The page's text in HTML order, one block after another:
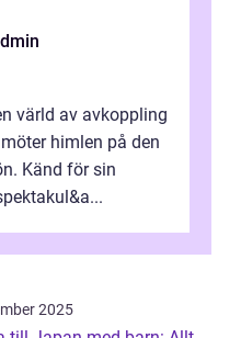
värld av avkoppling
himlen på den
Känd för sin
2025